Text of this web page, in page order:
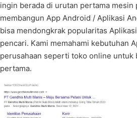
ingin berada di urutan pertama mesin
membangun App Android / Aplikasi
bisa mendongkrak popularitas
pencari. Kami memahami kebutuhan
perusahaan seperti toko online untuk
pertama.